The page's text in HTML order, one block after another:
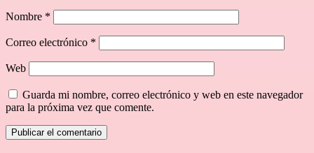
Nombre *
Correo electrónico *
Web
Guarda mi nombre, correo electrónico y web en este navegador
para la próxima vez que comente.